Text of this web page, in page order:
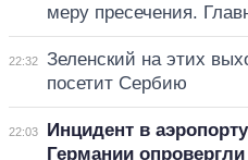
меру пресечения.
22:32
Зеленский на этих
посетит Сербию
22:03
Инцидент в
Германии